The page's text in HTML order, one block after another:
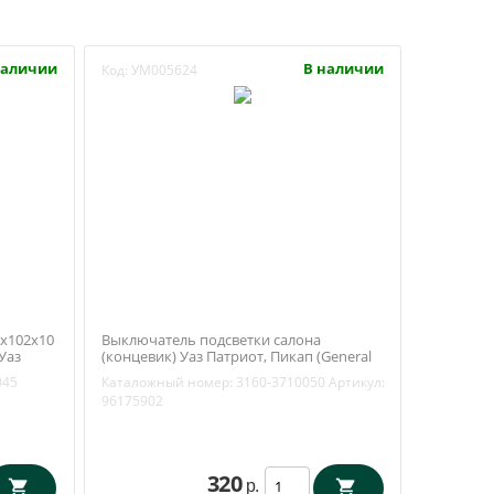
Код: УМ005624 В наличии
Выключатель подсветки салона
(концевик) Уаз Патриот, Пикап (General
Каталожный номер: 3160-3710050 Артикул:
96175902
320 р.